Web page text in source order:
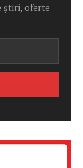
știri, oferte